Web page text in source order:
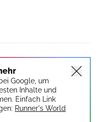
Google, um
Inhalte und
Einfach Link
Runner's World